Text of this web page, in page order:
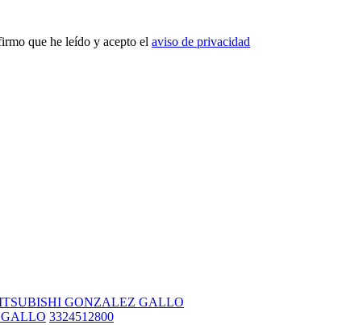
que he leído y acepto el aviso de privacidad
GONZALEZ GALLO
3324512800